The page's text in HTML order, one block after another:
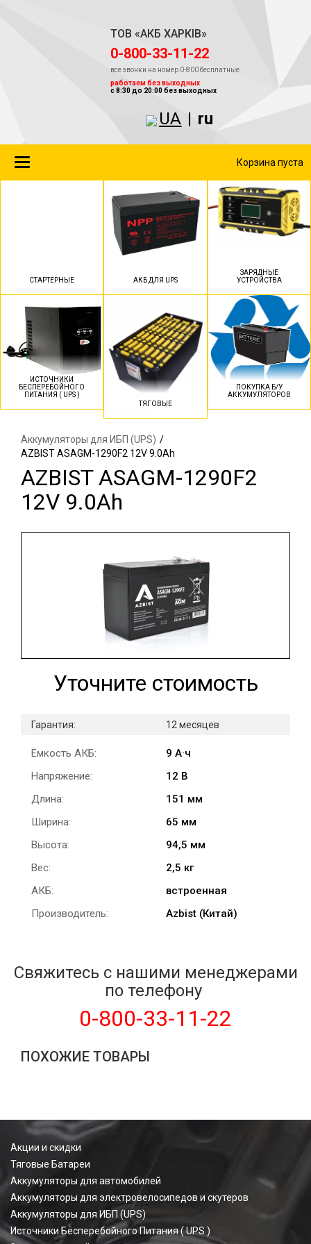
ТОВ «АКБ ХАРКІВ»
‎0-800-33-11-22
все звонки на номер 0-800 бесплатные
работаем без выходных
с 8:30 до 20:00 без выходных
UA | ru
Toggle
Корзина пуста
СТАРТЕРНЫЕ АКБ ДЛЯ UPS
ЗАРЯДНЫЕ
УСТРОЙСТВА
ИСТОЧНИКИ
БЕСПЕРЕБОЙНОГО
ПИТАНИЯ ( UPS )
ТЯГОВЫЕ
ПОКУПКА Б/У
АККУМУЛЯТОРОВ
Аккумуляторы для ИБП (UPS) /
AZBIST ASAGM-1290F2 12V 9.0Ah
AZBIST ASAGM-1290F2
12V 9.0Ah
Уточните стоимость
Гарантия: 12 месяцев
Ёмкость АКБ:
9 А·ч
Напряжение:
12 В
Длина:
151 мм
Ширина:
65 мм
Высота:
94,5 мм
Вес:
2,5 кг
АКБ:
встроенная
Производитель:
Azbist (Китай)
Свяжитесь с нашими менеджерами
по телефону
0-800-33-11-22
ПОХОЖИЕ ТОВАРЫ
Акции и скидки
Тяговые Батареи
Аккумуляторы для автомобилей
Аккумуляторы для электровелосипедов и скутеров
Аккумуляторы для ИБП (UPS)
Источники Бесперебойного Питания ( UPS )